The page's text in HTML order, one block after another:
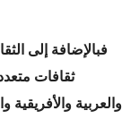
فبالإضافة إلى
ثقافات
والعربية